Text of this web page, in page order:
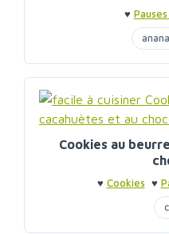
♥
Cookies au
♥ Cookies ♥